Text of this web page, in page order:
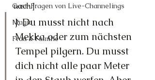
Gast-Fragen von Live-Channelings
Magie
Frau & Familie
nach.]
J: Du musst nicht nach
Mekka oder zum nächsten
Tempel pilgern. Du musst
dich nicht alle paar Meter